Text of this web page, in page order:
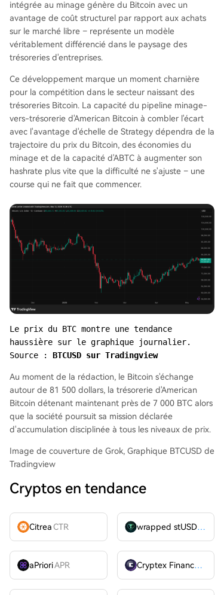
intégrée au minage génère du Bitcoin avec un
avantage de coût structurel par rapport aux achats
sur le marché libre – représente un modèle
véritablement différencié dans le paysage des
trésoreries d'entreprises.
Ce développement marque un moment charnière
pour la compétition dans le secteur naissant des
trésoreries Bitcoin. La capacité du pipeline minage-
vers-trésorerie d'American Bitcoin à combler l'écart
avec l'avantage d'échelle de Strategy dépendra de la
trajectoire du prix du Bitcoin, des économies du
minage et de la capacité d'ABTC à augmenter son
hashrate plus vite que la difficulté ne s'ajuste – une
course qui ne fait que commencer.
Le prix du BTC montre une tendance
haussière sur le graphique journalier.
Source : BTCUSD sur Tradingview
Au moment de la rédaction, le Bitcoin s'échange
autour de 81 500 dollars, la trésorerie d'American
Bitcoin détenant maintenant près de 7 000 BTC alors
que la société poursuit sa mission déclarée
d'accumulation disciplinée à tous les niveaux de prix.
Image de couverture de Grok, Graphique BTCUSD de
Tradingview
Cryptos en tendance
CitreaCTR wrapped stUSDT
aPrioriAPR Cryptex FinanceCTX